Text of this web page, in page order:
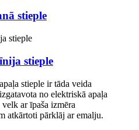
stieple
stieple
stieple ir tāda veida
no elektriskā apaļa
ar īpaša izmēra
atkārtoti pārklāj ar emalju.